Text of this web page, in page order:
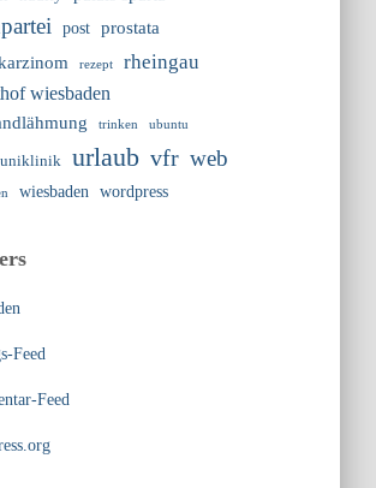
post
prostata
rezept rheingau
wiesbaden
trinken ubuntu
uniklinik urlaub vfr web
wiesbaden wordpress
Feed
Feed